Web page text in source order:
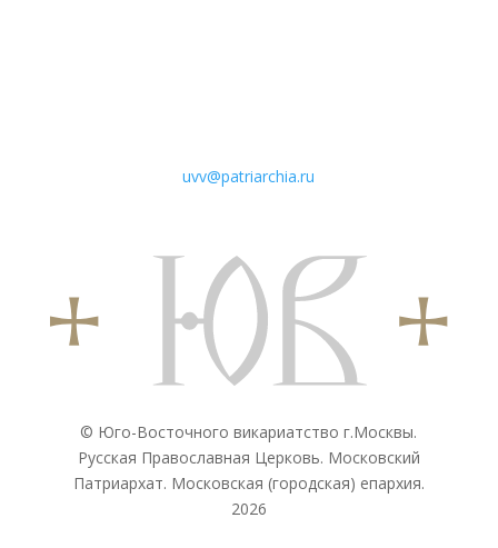
uvv@patriarchia.ru
© Юго-Восточного викариатствo г.Москвы.
Русская Православная Церковь. Московский
Патриархат. Московская (городская) епархия.
2026